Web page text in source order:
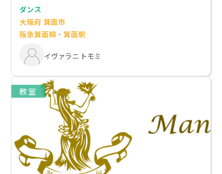
ダンス
大阪府 箕面市
阪急箕面線・箕面駅
イヴァラニ トモミ
教室